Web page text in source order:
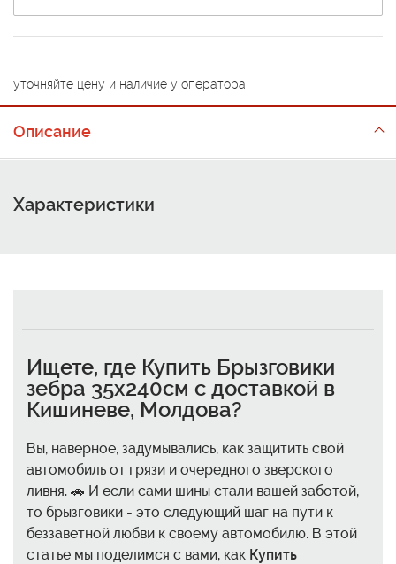
уточняйте цену и наличие у оператора
Описание
Характеристики
Ищете, где Купить Брызговики
зебра 35x240см с доставкой в
Кишиневе, Молдова?
Вы, наверное, задумывались, как защитить свой
автомобиль от грязи и очередного зверского
ливня. 🚗 И если сами шины стали вашей заботой,
то брызговики - это следующий шаг на пути к
беззаветной любви к своему автомобилю. В этой
статье мы поделимся с вами, как Купить